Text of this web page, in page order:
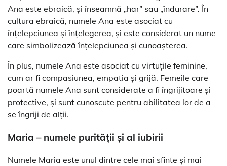
Ana este ebraică, și înseamnă „har” sau „îndurare”. În
cultura ebraică, numele Ana este asociat cu
înțelepciunea și înțelegerea, și este considerat un nume
care simbolizează înțelepciunea și cunoașterea.
În plus, numele Ana este asociat cu virtuțile feminine,
cum ar fi compasiunea, empatia și grijă. Femeile care
poartă numele Ana sunt considerate a fi îngrijitoare și
protective, și sunt cunoscute pentru abilitatea lor de a
se îngriji de alții.
Maria – numele purității și al iubirii
Numele Maria este unul dintre cele mai sfinte și mai